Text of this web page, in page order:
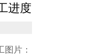
进度
片：